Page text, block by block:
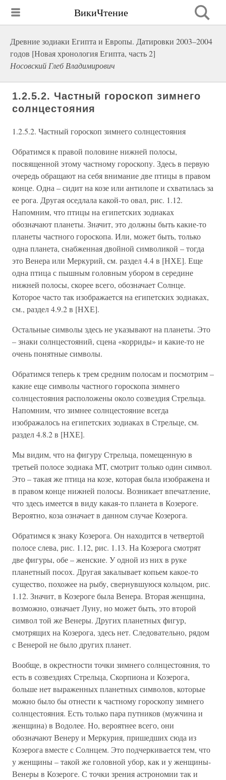
ВикиЧтение
Древние зодиаки Египта и Европы. Датировки 2003–2004
годов [Новая хронология Египта, часть 2]
Носовский Глеб Владимирович
1.2.5.2. Частный гороскоп зимнего
солнцестояния
1.2.5.2. Частный гороскоп зимнего солнцестояния
Обратимся к правой половине нижней полосы,
посвященной этому частному гороскопу. Здесь в первую
очередь обращают на себя внимание две птицы в правом
конце. Одна – сидит на козе или антилопе и схватилась за
ее рога. Другая оседлала какой-то овал, рис. 1.12.
Напомним, что птицы на египетских зодиаках
обозначают планеты. Значит, это должны быть какие-то
планеты частного гороскопа. Или, может быть, только
одна планета, снабженная двойной символикой – тогда
это Венера или Меркурий, см. раздел 4.4 в [НХЕ]. Еще
одна птица с пышным головным убором в середине
нижней полосы, скорее всего, обозначает Солнце.
Которое часто так изображается на египетских зодиаках,
см., раздел 4.9.2 в [НХЕ].
Остальные символы здесь не указывают на планеты. Это
– знаки солнцестояний, сцена «корриды» и какие-то не
очень понятные символы.
Обратимся теперь к трем средним полосам и посмотрим –
какие еще символы частного гороскопа зимнего
солнцестояния расположены около созвездия Стрельца.
Напомним, что зимнее солнцестояние всегда
изображалось на египетских зодиаках в Стрельце, см.
раздел 4.8.2 в [НХЕ].
Мы видим, что на фигуру Стрельца, помещенную в
третьей полосе зодиака MT, смотрит только один символ.
Это – такая же птица на козе, которая была изображена и
в правом конце нижней полосы. Возникает впечатление,
что здесь имеется в виду какая-то планета в Козероге.
Вероятно, коза означает в данном случае Козерога.
Обратимся к знаку Козерога. Он находится в четвертой
полосе слева, рис. 1.12, рис. 1.13. На Козерога смотрят
две фигуры, обе – женские. У одной из них в руке
планетный посох. Другая закалывает копьем какое-то
существо, похожее на рыбу, свернувшуюся кольцом, рис.
1.12. Значит, в Козероге была Венера. Вторая женщина,
возможно, означает Луну, но может быть, это второй
символ той же Венеры. Других планетных фигур,
смотрящих на Козерога, здесь нет. Следовательно, рядом
с Венерой не было других планет.
Вообще, в окрестности точки зимнего солнцестояния, то
есть в созвездиях Стрельца, Скорпиона и Козерога,
больше нет выраженных планетных символов, которые
можно было бы отнести к частному гороскопу зимнего
солнцестояния. Есть только пара путников (мужчина и
женщина) в Водолее. Но, вероятнее всего, они
обозначают Венеру и Меркурия, пришедших сюда из
Козерога вместе с Солнцем. Это подчеркивается тем, что
у женщины – такой же головной убор, как и у женщины-
Венеры в Козероге. С точки зрения астрономии так и